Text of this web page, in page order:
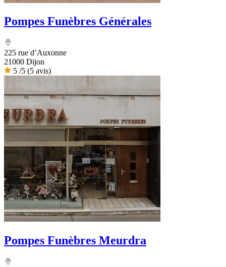
Pompes Funèbres Générales
225 rue d’Auxonne
21000 Dijon
5 /5 (5 avis)
Pompes Funèbres Meurdra